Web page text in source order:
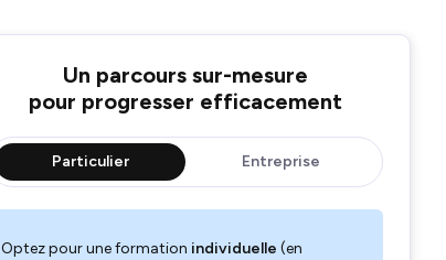
Un parcours sur-mesure
pour progresser efficacement
Particulier Entreprise
Optez pour une formation individuelle (en